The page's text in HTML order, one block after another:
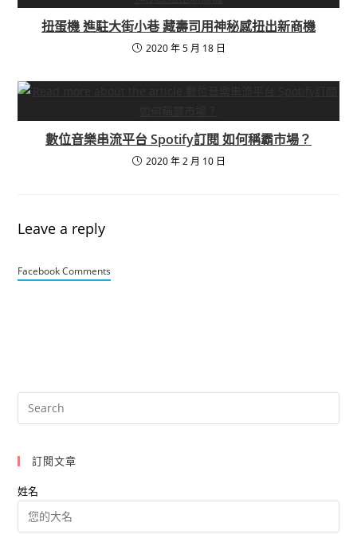
扭蛋機 進駐大街小巷 藏壽司用神秘感扭出新商機
2020 年 5 月 18 日
數位音樂串流平台 Spotify訂閱 如何稱霸市場？
2020 年 2 月 10 日
Leave a reply
Facebook Comments
訂閱文章
姓名